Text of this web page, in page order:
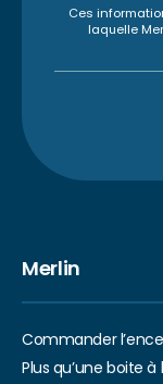
Ces
laquelle
Merlin
Commander
Plus qu’une boite à